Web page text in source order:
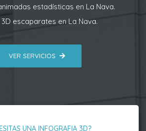
estadísticas en La Nava.
escaparates en La Nava.
VER SERVICIOS
UNA INFOGRAFIA 3D?